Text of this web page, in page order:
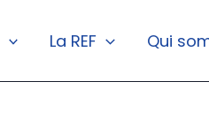
La REF Qui